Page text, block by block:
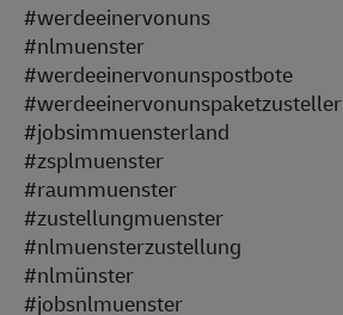
#werdeeinervonuns
#nlmuenster
#werdeeinervonunspostbote
#werdeeinervonunspaketzusteller
#jobsimmuensterland
#zsplmuenster
#raummuenster
#zustellungmuenster
#nlmuensterzustellung
#nlmünster
#jobsnlmuenster